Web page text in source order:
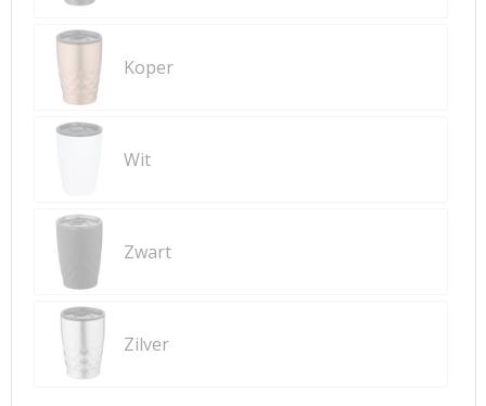
Koper
Wit
Zwart
Zilver